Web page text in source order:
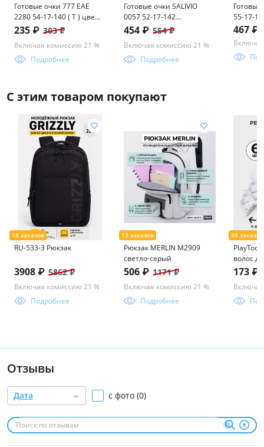
Готовые очки 777 ЕАЕ
2280 54-17-140 ( Т ) цвет
в ассортименте
235 ₽ 303 ₽
Включая комиссию 21 %
Подробнее
Готовые очки SALIVIO
0057 52-17-142
(фотохром+блюблокер)
454 ₽ 554 ₽
Включая комиссию 21 %
Подробнее
Готовые
55-17-
467 ₽
С этим товаром покупают
RU-533-3 Рюкзак
3908 ₽ 5862 ₽
Включая комиссию 21 %
Подробнее
Рюкзак MERLIN M2909
светло-серый
506 ₽ 1171 ₽
Включая комиссию 21 %
Подробнее
волос
в
173 ₽
Отзывы
Дата с фото (0)